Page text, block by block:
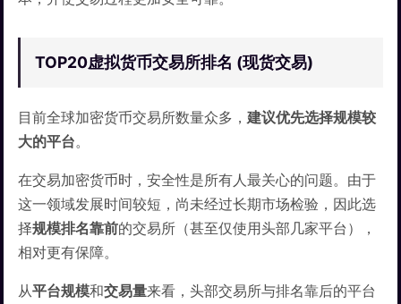
TOP20虚拟货币交易所排名 (现货交易)
目前全球加密货币交易所数量众多，建议优先选择规模较
大的平台。
在交易加密货币时，安全性是所有人最关心的问题。由于
这一领域发展时间较短，尚未经过长期市场检验，因此选
择规模排名靠前的交易所（甚至仅使用头部几家平台），
相对更有保障。
从平台规模和交易量来看，头部交易所与排名靠后的平台